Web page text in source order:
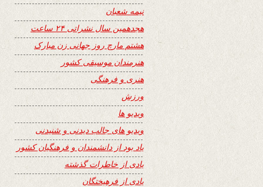
نیمه شعبان
هجدهمین سال نشراتی ۲۴ ساعت
هشتم مارچ روز جهانی زن مبارک
هنرمندان موسیقی کشور
هنری و فرهنگی
ورزش
ویدیو ها
ویدیو های جالب دیدنی و شنیدنی
یاد بود از دانشمندان و فرهنگیان کشور
یادی از خاطرات گذشته
یادی از فرهیختگان